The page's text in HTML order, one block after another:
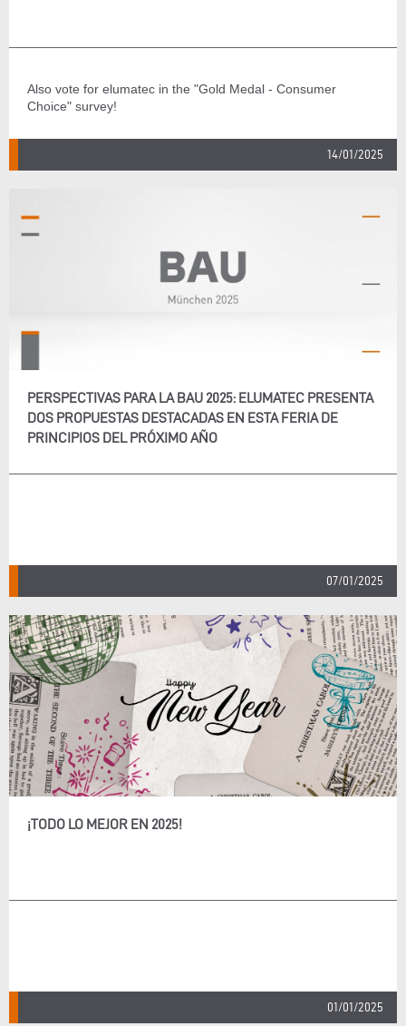
Also vote for elumatec in the "Gold Medal - Consumer
Choice" survey!
14/01/2025
PERSPECTIVAS PARA LA BAU 2025: ELUMATEC PRESENTA
DOS PROPUESTAS DESTACADAS EN ESTA FERIA DE
PRINCIPIOS DEL PRÓXIMO AÑO
07/01/2025
¡TODO LO MEJOR EN 2025!
01/01/2025